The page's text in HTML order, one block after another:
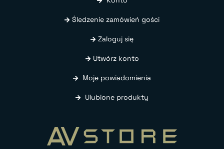
Śledzenie zamówień gości
Zaloguj się
Utwórz konto
Moje powiadomienia
Ulubione produkty